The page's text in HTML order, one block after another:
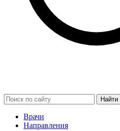
Найти
Врачи
Направления